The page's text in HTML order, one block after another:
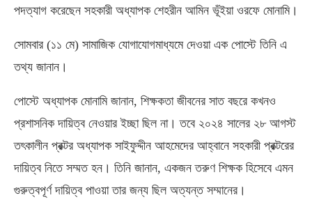
পদত্যাগ করেছেন সহকারী অধ্যাপক শেহরীন আমিন ভূঁইয়া ওরফে মোনামি।
সোমবার (১১ মে) সামাজিক যোগাযোগমাধ্যমে দেওয়া এক পোস্টে তিনি এ
তথ্য জানান।
পোস্টে অধ্যাপক মোনামি জানান, শিক্ষকতা জীবনের সাত বছরে কখনও
প্রশাসনিক দায়িত্ব নেওয়ার ইচ্ছা ছিল না। তবে ২০২৪ সালের ২৮ আগস্ট
তৎকালীন প্রক্টর অধ্যাপক সাইফুদ্দীন আহমেদের আহ্বানে সহকারী প্রক্টরের
দায়িত্ব নিতে সম্মত হন। তিনি জানান, একজন তরুণ শিক্ষক হিসেবে এমন
গুরুত্বপূর্ণ দায়িত্ব পাওয়া তার জন্য ছিল অত্যন্ত সম্মানের।